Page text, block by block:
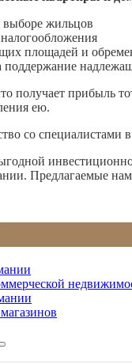
жильцов
площадей и
получает прибыль
ею.
со
Предлагаемые